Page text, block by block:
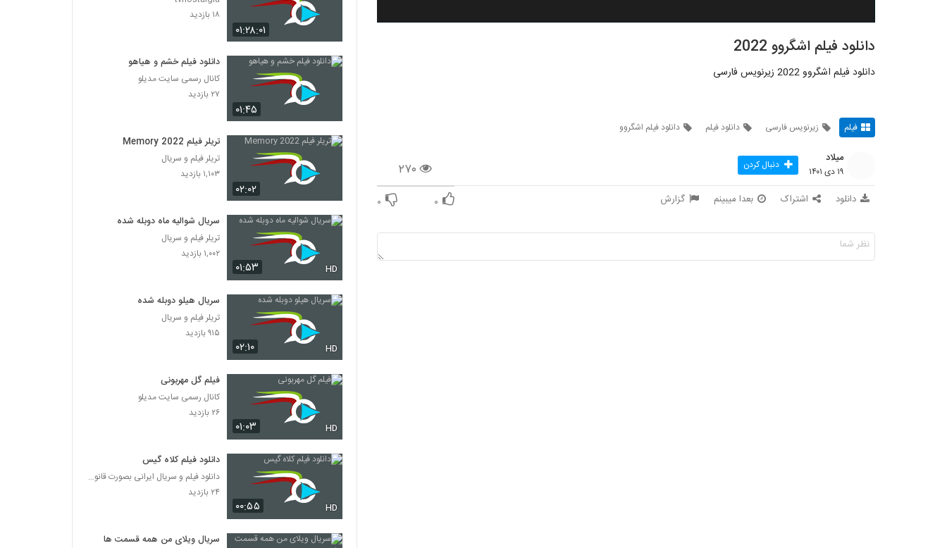
دانلود فیلم اشگروو 2022
دانلود فیلم اشگروو 2022 زیرنویس فارسی
فیلم زیرنویس فارسی دانلود فیلم دانلود فیلم اشگروو
۲۷۰
میلاد
۱۹ دی ۱۴۰۱ دنبال کردن
دانلود اشتراک بعدا میبینم گزارش ۰ ۰
۰۱:۲۸:۰۱
۱۸ بازدید
۰۱:۴۵
دانلود فیلم خشم و هیاهو
کانال رسمی سایت مدیلو
۲۷ بازدید
۰۲:۰۲
تریلر فیلم Memory 2022
تریلر فیلم و سریال
۱,۱۰۳ بازدید
۰۱:۵۳ HD
سریال شوالیه ماه دوبله شده
تریلر فیلم و سریال
۱,۰۰۲ بازدید
۰۲:۱۰ HD
سریال هیلو دوبله شده
تریلر فیلم و سریال
۹۱۵ بازدید
۰۱:۰۳ HD
فیلم گل مهربونی
کانال رسمی سایت مدیلو
۲۶ بازدید
۰۰:۵۵ HD
دانلود فیلم کلاه گیس
دانلود فیلم و سریال ایرانی بصورت قانونی
۲۴ بازدید
سریال ویلای من همه قسمت ها